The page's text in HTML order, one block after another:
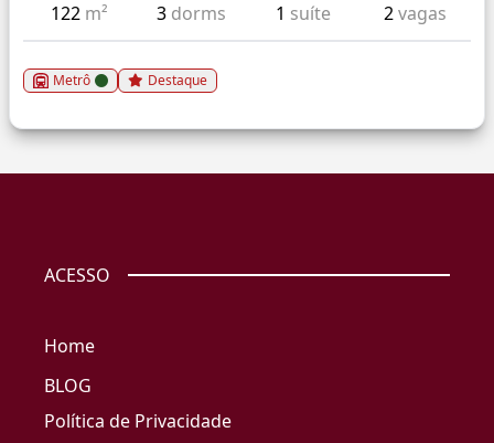
122 m² 3 dorms 1 suíte 2vagas
Metrô Destaque
ACESSO
Home
BLOG
Política de Privacidade